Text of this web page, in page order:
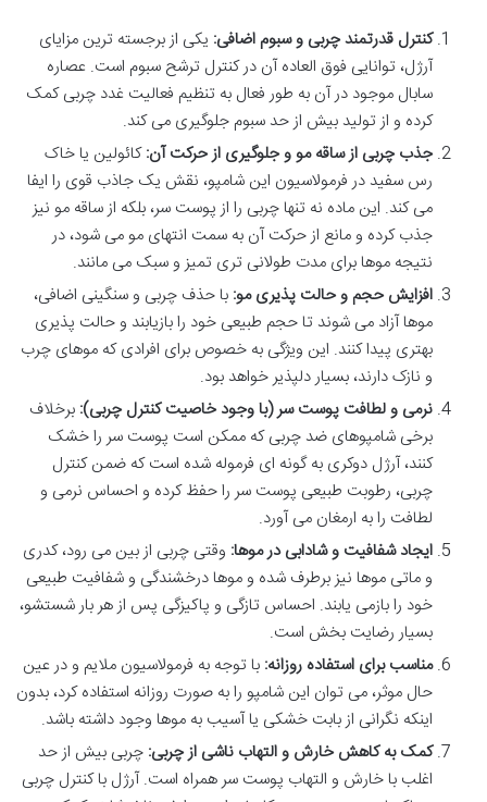
کنترل قدرتمند چربی و سبوم اضافی: یکی از برجسته ترین مزایای
آرژل، توانایی فوق العاده آن در کنترل ترشح سبوم است. عصاره
سابال موجود در آن به طور فعال به تنظیم فعالیت غدد چربی کمک
کرده و از تولید بیش از حد سبوم جلوگیری می کند.
جذب چربی از ساقه مو و جلوگیری از حرکت آن:کائولین یا خاک
رس سفید در فرمولاسیون این شامپو، نقش یک جاذب قوی را ایفا
می کند. این ماده نه تنها چربی را از پوست سر، بلکه از ساقه مو نیز
جذب کرده و مانع از حرکت آن به سمت انتهای مو می شود، در
نتیجه موها برای مدت طولانی تری تمیز و سبک می مانند.
افزایش حجم و حالت پذیری مو: با حذف چربی و سنگینی اضافی،
موها آزاد می شوند تا حجم طبیعی خود را بازیابند و حالت پذیری
بهتری پیدا کنند. این ویژگی به خصوص برای افرادی که موهای چرب
و نازک دارند، بسیار دلپذیر خواهد بود.
نرمی و لطافت پوست سر (با وجود خاصیت کنترل چربی): برخلاف
برخی شامپوهای ضد چربی که ممکن است پوست سر را خشک
کنند، آرژل دوکری به گونه ای فرموله شده است که ضمن کنترل
چربی، رطوبت طبیعی پوست سر را حفظ کرده و احساس نرمی و
لطافت را به ارمغان می آورد.
ایجاد شفافیت و شادابی در موها: وقتی چربی از بین می رود، کدری
و ماتی موها نیز برطرف شده و موها درخشندگی و شفافیت طبیعی
خود را بازمی یابند. احساس تازگی و پاکیزگی پس از هر بار شستشو،
بسیار رضایت بخش است.
مناسب برای استفاده روزانه: با توجه به فرمولاسیون ملایم و در عین
حال موثر، می توان این شامپو را به صورت روزانه استفاده کرد، بدون
اینکه نگرانی از بابت خشکی یا آسیب به موها وجود داشته باشد.
کمک به کاهش خارش و التهاب ناشی از چربی: چربی بیش از حد
اغلب با خارش و التهاب پوست سر همراه است. آرژل با کنترل چربی